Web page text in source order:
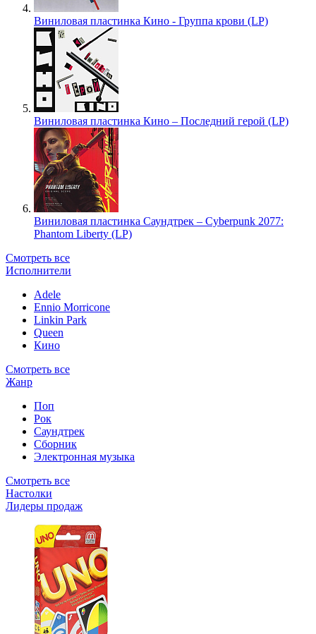
Виниловая пластинка Кино - Группа крови (LP)
Виниловая пластинка Кино – Последний герой (LP)
Виниловая пластинка Саундтрек – Cyberpunk 2077:
Phantom Liberty (LP)
Смотреть все
Исполнители
Adele
Ennio Morricone
Linkin Park
Queen
Кино
Смотреть все
Жанр
Поп
Рок
Саундтрек
Сборник
Электронная музыка
Смотреть все
Настолки
Лидеры продаж